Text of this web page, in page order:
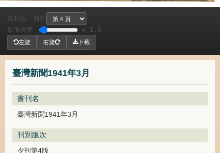
臺灣新聞1941年3月
書刊名
臺灣新聞1941年3月
刊別版次
夕刊第4版
共 10頁，
前往
影像倍率
x 1.0
左旋 右旋 下載